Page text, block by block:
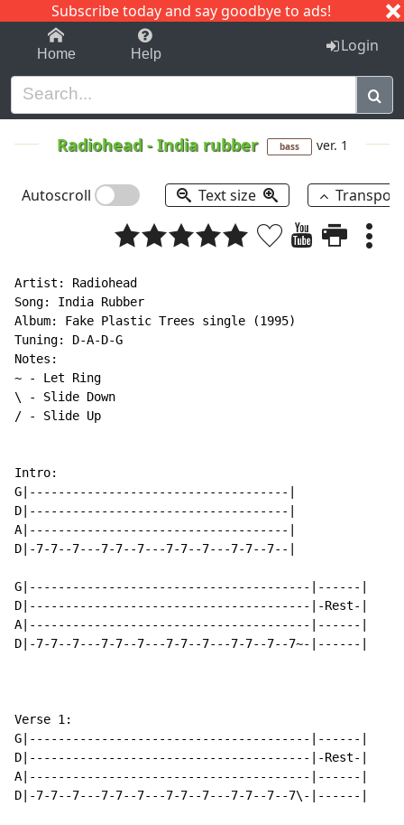
Subscribe today and say goodbye to ads!
1-9 C I J
Home Help Login
Radiohead-India rubber bass ver. 1
Autoscroll Text size
Artist: Radiohead
Song: India Rubber
Album: Fake Plastic Trees single (1995)
Tuning: D-A-D-G
~ - Let Ring
\ - Slide Down
/ - Slide Up
Intro:
G|------------------------------------|
D|------------------------------------|
A|------------------------------------|
D|-7-7--7---7-7--7---7-7--7---7-7--7--|
G|---------------------------------------|------|
D|---------------------------------------|-Rest-|
A|---------------------------------------|------|
D|-7-7--7---7-7--7---7-7--7---7-7--7--7~-|------|
Verse 1:
G|---------------------------------------|------|
D|---------------------------------------|-Rest-|
A|---------------------------------------|------|
D|-7-7--7---7-7--7---7-7--7---7-7--7--7\-|------|